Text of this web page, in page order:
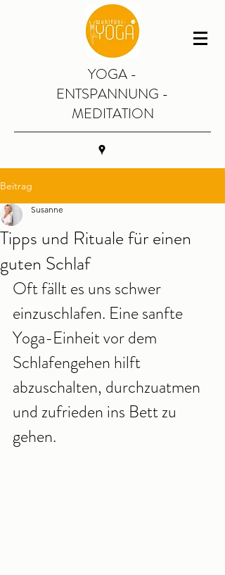
YOGA -
ENTSPANNUNG -
MEDITATION
Beitrag
Tipps und Rituale für einen
guten Schlaf
Susanne
Oft fällt es uns schwer
einzuschlafen. Eine sanfte
Yoga-Einheit vor dem
Schlafengehen hilft
abzuschalten, durchzuatmen
und zufrieden ins Bett zu
gehen.